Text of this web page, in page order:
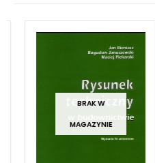
BRAK W
MAGAZYNIE